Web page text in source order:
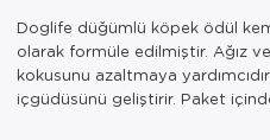
Doglife düğümlü köpek ödül
olarak formüle edilmiştir. Ağız ve
kokusunu azaltmaya
içgüdüsünü geliştirir. Paket